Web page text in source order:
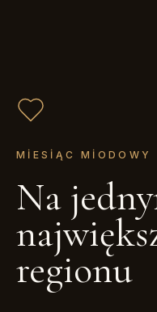
MIESIĄC MIODOWY
Na
regionu